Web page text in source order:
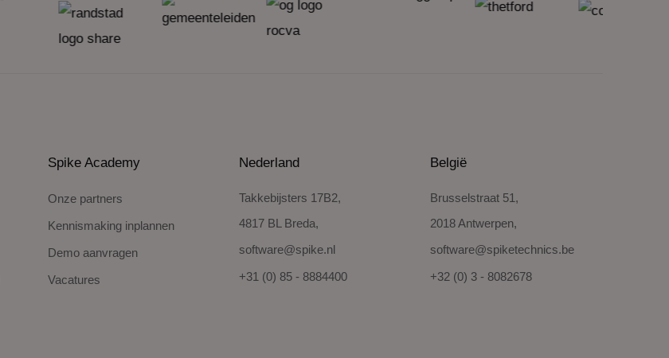
Spike Academy
Onze partners
Kennismaking inplannen
Demo aanvragen
Vacatures
Nederland
Takkebijsters 17B2,
4817 BL Breda,
software@spike.nl
+31 (0) 85 - 8884400
België
Brusselstraat 51,
2018 Antwerpen,
software@spiketechnics.be
+32 (0) 3 - 8082678